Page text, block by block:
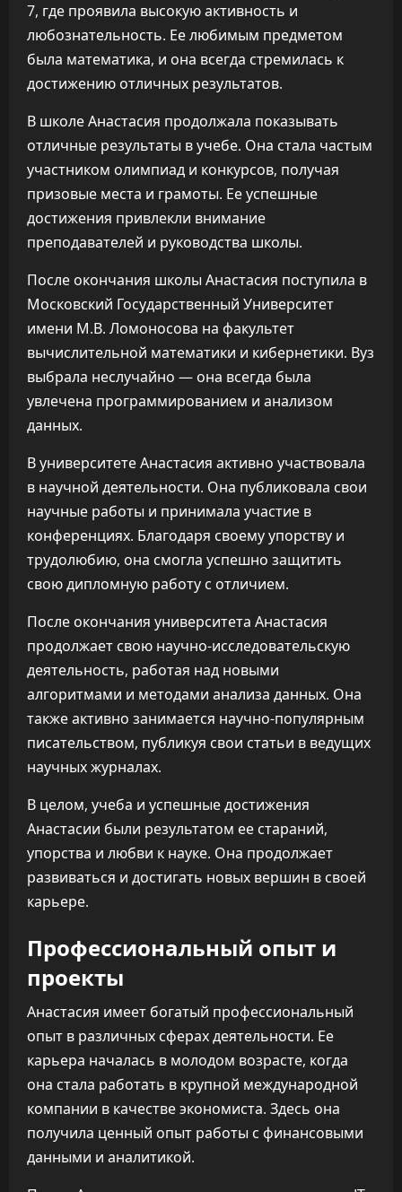
7, где проявила высокую активность и
любознательность. Ее любимым предметом
была математика, и она всегда стремилась к
достижению отличных результатов.
В школе Анастасия продолжала показывать
отличные результаты в учебе. Она стала частым
участником олимпиад и конкурсов, получая
призовые места и грамоты. Ее успешные
достижения привлекли внимание
преподавателей и руководства школы.
После окончания школы Анастасия поступила в
Московский Государственный Университет
имени М.В. Ломоносова на факультет
вычислительной математики и кибернетики. Вуз
выбрала неслучайно — она всегда была
увлечена программированием и анализом
данных.
В университете Анастасия активно участвовала
в научной деятельности. Она публиковала свои
научные работы и принимала участие в
конференциях. Благодаря своему упорству и
трудолюбию, она смогла успешно защитить
свою дипломную работу с отличием.
После окончания университета Анастасия
продолжает свою научно-исследовательскую
деятельность, работая над новыми
алгоритмами и методами анализа данных. Она
также активно занимается научно-популярным
писательством, публикуя свои статьи в ведущих
научных журналах.
В целом, учеба и успешные достижения
Анастасии были результатом ее стараний,
упорства и любви к науке. Она продолжает
развиваться и достигать новых вершин в своей
карьере.
Профессиональный опыт и
проекты
Анастасия имеет богатый профессиональный
опыт в различных сферах деятельности. Ее
карьера началась в молодом возрасте, когда
она стала работать в крупной международной
компании в качестве экономиста. Здесь она
получила ценный опыт работы с финансовыми
данными и аналитикой.